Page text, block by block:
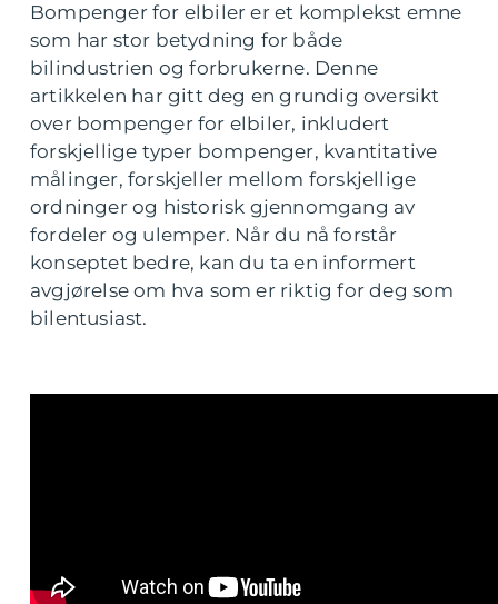
Bompenger for elbiler er et komplekst emne
som har stor betydning for både
bilindustrien og forbrukerne. Denne
artikkelen har gitt deg en grundig oversikt
over bompenger for elbiler, inkludert
forskjellige typer bompenger, kvantitative
målinger, forskjeller mellom forskjellige
ordninger og historisk gjennomgang av
fordeler og ulemper. Når du nå forstår
konseptet bedre, kan du ta en informert
avgjørelse om hva som er riktig for deg som
bilentusiast.